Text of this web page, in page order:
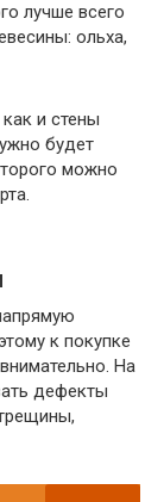
лучше всего
ольха,
и стены
будет
можно
к покупке
На
дефекты